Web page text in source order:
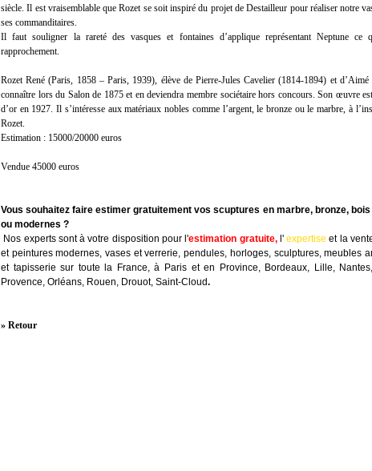
siècle. Il est vraisemblable que Rozet se soit inspiré du projet de Destailleur pour réaliser notre
ses commanditaires.
Il faut souligner la rareté des vasques et fontaines d’applique représentant Neptune ce
rapprochement.
Rozet René (Paris, 1858 – Paris, 1939), élève de Pierre-Jules Cavelier (1814-1894) et
connaître lors du Salon de 1875 et en deviendra membre sociétaire hors concours. Son œuvre
d’or en 1927. Il s’intéresse aux matériaux nobles comme l’argent, le bronze ou le marbre, à
Rozet.
Estimation : 15000/20000 euros
Vendue 45000 euros
Vous souhaitez faire estimer gratuitement vos scuptures en marbre, bronze,
ou modernes ?
Nos experts sont à votre disposition pour l'estimation gratuite, l'expertise et la
et peintures modernes, vases et verrerie, pendules, horloges, sculptures, meubles
et tapisserie sur toute la France, à Paris et en Province, Bordeaux, Lille,
Provence, Orléans, Rouen, Drouot, Saint-Cloud.
» Retour